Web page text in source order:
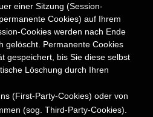
einer Sitzung (Session-
Cookies) auf Ihrem
Cookies werden nach Ende
gelöscht. Permanente Cookies
gespeichert, bis Sie diese selbst
Löschung durch Ihren
(First-Party-Cookies) oder von
(sog. Third-Party-Cookies).